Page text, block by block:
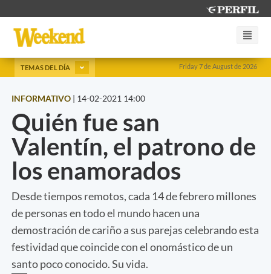
Friday 7 de August de 2026
TEMAS DEL DÍA
INFORMATIVO | 14-02-2021 14:00
Quién fue san
Valentín, el patrono de
los enamorados
Desde tiempos remotos, cada 14 de febrero millones
de personas en todo el mundo hacen una
demostración de cariño a sus parejas celebrando esta
festividad que coincide con el onomástico de un
santo poco conocido. Su vida.